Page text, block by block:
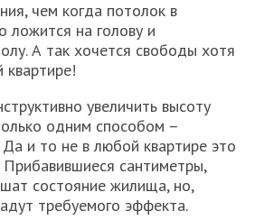
чем когда потолок в
ложится на голову и
А так хочется свободы хотя
квартире!
увеличить высоту
одним способом –
Да и то не в любой квартире это
Прибавившиеся сантиметры,
состояние жилища, но,
требуемого эффекта.